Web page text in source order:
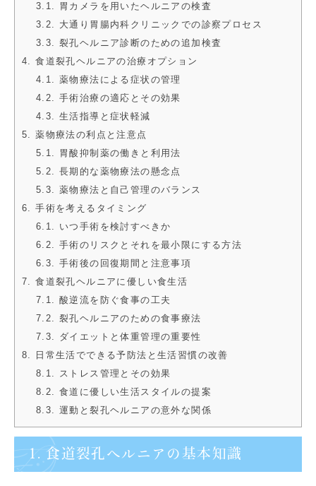
3.1. 胃カメラを用いたヘルニアの検査
3.2. 大通り胃腸内科クリニックでの診察プロセス
3.3. 裂孔ヘルニア診断のための追加検査
4. 食道裂孔ヘルニアの治療オプション
4.1. 薬物療法による症状の管理
4.2. 手術治療の適応とその効果
4.3. 生活指導と症状軽減
5. 薬物療法の利点と注意点
5.1. 胃酸抑制薬の働きと利用法
5.2. 長期的な薬物療法の懸念点
5.3. 薬物療法と自己管理のバランス
6. 手術を考えるタイミング
6.1. いつ手術を検討すべきか
6.2. 手術のリスクとそれを最小限にする方法
6.3. 手術後の回復期間と注意事項
7. 食道裂孔ヘルニアに優しい食生活
7.1. 酸逆流を防ぐ食事の工夫
7.2. 裂孔ヘルニアのための食事療法
7.3. ダイエットと体重管理の重要性
8. 日常生活でできる予防法と生活習慣の改善
8.1. ストレス管理とその効果
8.2. 食道に優しい生活スタイルの提案
8.3. 運動と裂孔ヘルニアの意外な関係
1. 食道裂孔ヘルニアの基本知識